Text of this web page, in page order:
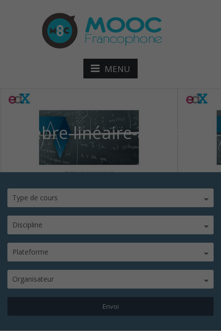
MENU
Algèbre-linéaire-accueil
Type de cours
Discipline
Plateforme
Organisateur